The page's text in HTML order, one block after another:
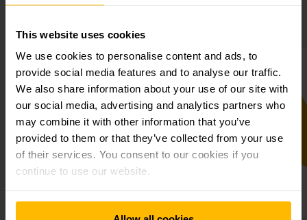
This website uses cookies
We use cookies to personalise content and ads, to
provide social media features and to analyse our traffic.
We also share information about your use of our site with
our social media, advertising and analytics partners who
may combine it with other information that you’ve
provided to them or that they’ve collected from your use
of their services. You consent to our cookies if you
continue to use our website.